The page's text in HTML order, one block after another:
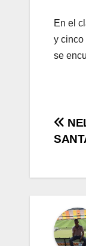
En el
y cinco
se